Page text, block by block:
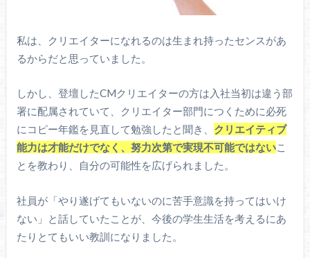
私は、クリエイターになれるのは生まれ持ったセンスがあ
るからだと思っていました。
しかし、登壇したCMクリエイターの方は入社当初は違う部
署に配属されていて、クリエイター部門につくために必死
にコピー年鑑を見直して勉強したと聞き、 クリエイティブ
能力は才能だけでなく、努力次第で実現不可能ではないこ
とを教わり、自分の可能性を広げられました。
社員が「やり遂げてもいないのに苦手意識を持ってはいけ
ない」と話していたことが、今後の学生生活を考えるにあ
たりとてもいい教訓になりました。